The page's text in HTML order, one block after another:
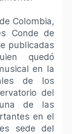
Colombia,
Conde de
publicadas
quedó
en la
de los
del
de las
en el
sede del